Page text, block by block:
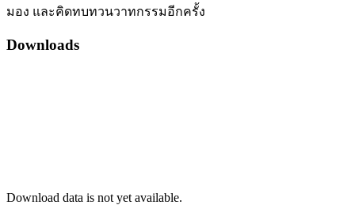
มอง และคิดทบทวนวาทกรรมอีกครั้ง
Downloads
Download data is not yet available.